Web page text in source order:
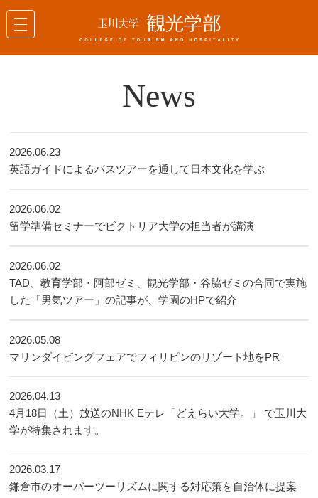
News
2026.06.23
英語ガイドによるバスツアーを通して日本文化を学ぶ
2026.06.02
留学準備セミナーでビクトリア大学の担当者が講演
2026.06.02
TAD、教育学部・阿部ゼミ、観光学部・谷脇ゼミの合同で実施
した「男気ツアー」の記事が、学園のHPで紹介
2026.05.08
マリンダイビングフェアでフィリピンのリゾート地をPR
2026.04.13
4月18日（土）放送のNHK Eテレ「どえらい大学。」 で玉川大
学が特集されます。
2026.03.17
鎌倉市のオーバーツーリズムに関する対応策を自治体に提案